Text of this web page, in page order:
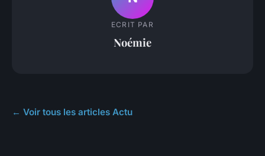
ECRIT PAR
Noémie
← Voir tous les articles Actu